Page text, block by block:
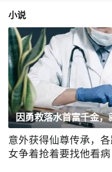
小说
因勇救落水首富千金
意外获得仙尊传承，
女争着抢着要找他看病